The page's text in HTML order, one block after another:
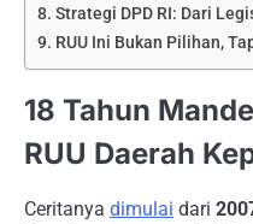
Strategi DPD RI: Dari
RUU Ini Bukan Pilihan,
18 Tahun
RUU Daerah
Ceritanya dimulai dari